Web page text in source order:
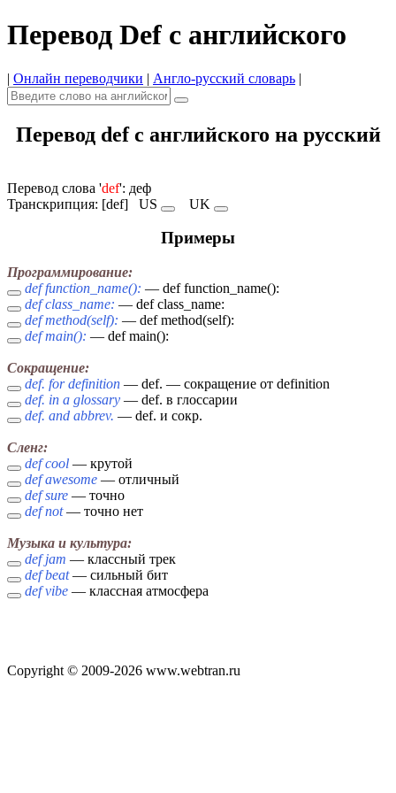
Перевод Def с английского
| Онлайн переводчики | Англо-русский словарь |
Перевод def с английского на русский
Перевод слова 'def': деф
Транскрипция: [def] US UK
Примеры
Программирование:
def function_name(): — def function_name():
def class_name: — def class_name:
def method(self): — def method(self):
def main(): — def main():
Сокращение:
def. for definition — def. — сокращение от definition
def. in a glossary — def. в глоссарии
def. and abbrev. — def. и сокр.
Сленг:
def cool — крутой
def awesome — отличный
def sure — точно
def not— точно нет
Музыка и культура:
def jam — классный трек
def beat— сильный бит
def vibe — классная атмосфера
Copyright © 2009-2026 www.webtran.ru